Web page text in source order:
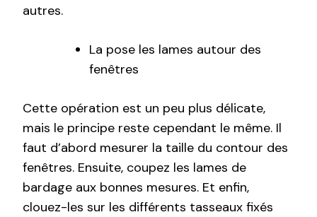
autres.
La pose les lames autour des
fenêtres
Cette opération est un peu plus délicate,
mais le principe reste cependant le même. Il
faut d’abord mesurer la taille du contour des
fenêtres. Ensuite, coupez les lames de
bardage aux bonnes mesures. Et enfin,
clouez-les sur les différents tasseaux fixés